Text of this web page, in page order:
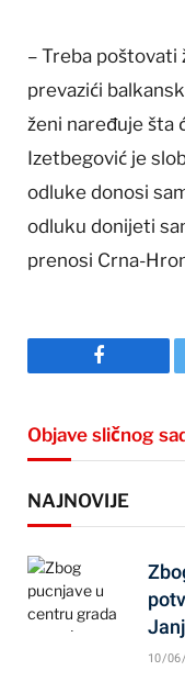
– Treba poštovati
prevazići
ženi naređuje šta
Izetbegović je
odluke donosi
odluku donijeti
prenosi Crna-
Facebook
Objave sličnog
NAJNOVIJE
10/